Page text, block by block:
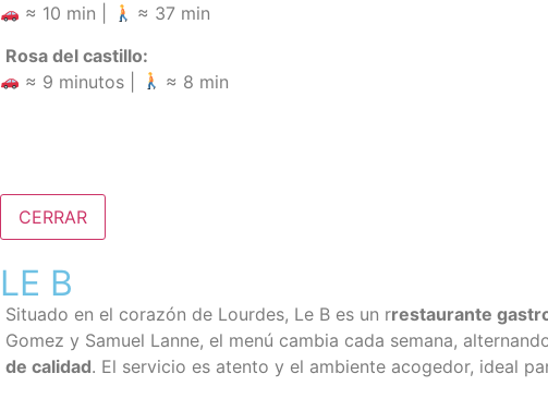
≈ 10 min |
≈ 37 min
Rosa del castillo:
≈ 9 minutos |
≈ 8 min
CERRAR
LE B
Situado en el corazón de Lourdes, Le B es un rrestaurante
Gomez y Samuel Lanne, el menú cambia cada semana,
de calidad. El servicio es atento y el ambiente acogedor, ideal